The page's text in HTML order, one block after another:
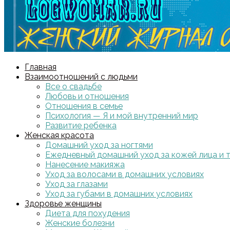
Главная
Взаимоотношений с людьми
Все о свадьбе
Любовь и отношения
Отношения в семье
Психология — Я и мой внутренний мир
Развитие ребенка
Женская красота
Домашний уход за ногтями
Ежедневный домашний уход за кожей лица и
Нанесение макияжа
Уход за волосами в домашних условиях
Уход за глазами
Уход за губами в домашних условиях
Здоровье женщины
Диета для похудения
Женские болезни